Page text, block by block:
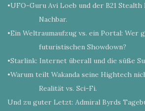
•UFO-Guru Avi Loeb und der B21
Nachbar.
•Ein Weltraumaufzug vs. ein Portal: Wer
futuristischen Showdown?
•Starlink: Internet überall und die süße
•Warum teilt Wakanda seine Hightech
Realität vs. Sci-Fi.
Und zu guter Letzt: Admiral Byrds